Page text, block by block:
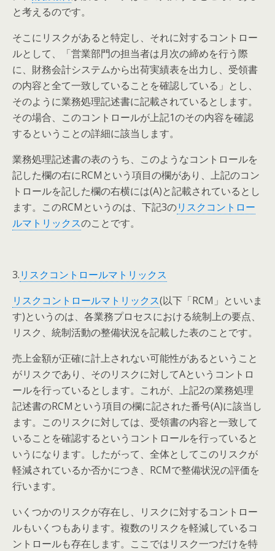
と考えるのです。
そこにリスクがあると特定し、それに対するコントロー
ルとして、「営業部門の担当者は月次の締めを行う際
に、財務会計システムから出荷実績表を出力し、受領書
の内容と全て一致していることを確認している」とし、
そのように業務処理記述書に記載されているとします。
その場合、このコントロールが上記1のその内容を確認
するということの詳細に該当します。
業務処理記述書の表のうち、このようなコントロールを
記した欄の右にRCMという項目の欄があり、上記のコン
トロールを記した欄の右横には(A)と記載されているとし
ます。このRCMというのは、下記3のリスクコントロー
ルマトリックスのことです。
3.リスクコントロールマトリックス
リスクコントロールマトリックス(以下「RCM」といいま
す)というのは、各業務プロセスにおける統制上の要点、
リスク、統制活動の整備状況を記載した表のことです。
売上金額が正確に計上されない可能性があるということ
がリスクであり、そのリスクに対してAというコントロ
ールを行っているとします。これが、上記2の業務処理
記述書のRCMという項目の欄に記された番号(A)に該当し
ます。このリスクに対しては、受領書の内容と一致して
いることを確認するというコントロールを行っていると
いうになります。したがって、全体としてこのリスクが
軽減されているか否かにつき、RCMで整備状況の評価を
行います。
いくつかのリスクが存在し、リスクに対するコントロー
ルもいくつもあります。複数のリスクを軽減しているコ
ントロールも存在します。ここではリスク一つだけを特